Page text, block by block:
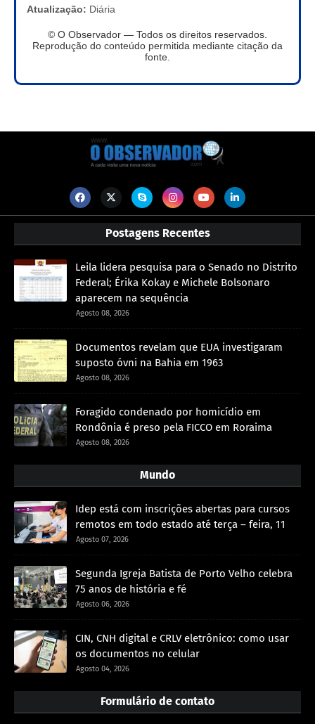
Atualização: Diária
© O Observador — Todos os direitos reservados.
Reprodução do conteúdo permitida mediante citação da
fonte.
Postagens Recentes
Leila lidera pesquisa para o Senado no Distrito
Federal; Érika Kokay e Michele Bolsonaro
aparecem na sequência
Agosto 08, 2026
Documentos revelam que EUA investigaram
suposto óvni na Bahia em 1963
Agosto 08, 2026
Foragido condenado por homicídio em
Rondônia é preso pela FICCO em Roraima
Agosto 08, 2026
Mundo
Idep está com inscrições abertas para cursos
remotos em todo estado até terça – feira, 11
Agosto 07, 2026
Segunda Igreja Batista de Porto Velho celebra
75 anos de história e fé
Agosto 06, 2026
CIN, CNH digital e CRLV eletrônico: como usar
os documentos no celular
Agosto 04, 2026
Formulário de contato